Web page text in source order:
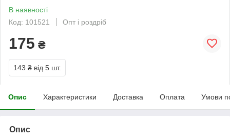
В наявності
Код: 101521
Опт і роздріб
175 ₴
143 ₴ від 5 шт.
Опис Характеристики Доставка Оплата Умови
Опис